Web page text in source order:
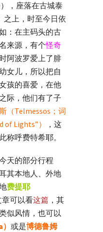
，座落在古城泰
之上，时至今日依
：在主码头的古
来源，有个怪奇
阿波罗爱上了腓
女儿，所以把自
孩的喜爱，在他
际，他们有了子
（Telmessos；词
of Lights”）
，这
称呼费特希耶。
天的部分行程
其本地人、外地
费提耶
章可以看这篇 ，其
似风情，也可以
或是博德鲁姆